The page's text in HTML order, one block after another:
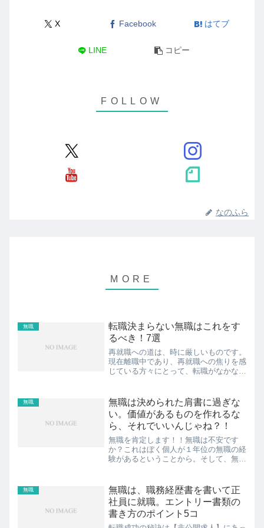
X Facebook はてブ
LINE コピー
なのふら
無職
転職決まらない無職はこれをす
るべき！7選
再就職への道は、時に厳しいものです。
現在離職中であり、再就職への焦りを感
じている方々にとって、転職がなかなか
んな状況でも諦める必要はありません。
新たな挑戦として再就職を...
無職
無職は決められた肩書に過ぎな
い。価値があるものを作れるな
ら、それでいいんじゃね？！
無職を肯定します！！無職は不安です
か？これはぼく個人が１年位の無職の経
験があるということから。そして、無職
し1.職というのは決められた肩書きにす
ぎない2.職は作り出して...
無職
無職は、職務経歴書を書いて正
社員に就職。エントリー書類の
書き方のポイント5コ